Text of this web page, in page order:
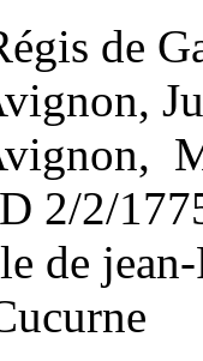
de
2/2/
de